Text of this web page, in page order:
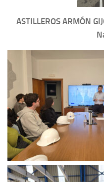
ASTILLEROS ARMÓN